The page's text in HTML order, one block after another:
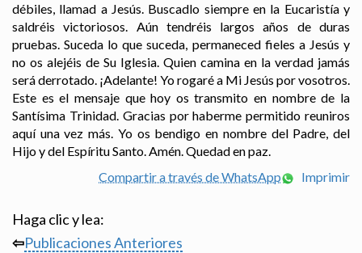
débiles, llamad a Jesús. Buscadlo siempre en la Eucaristía y
saldréis victoriosos. Aún tendréis largos años de duras
pruebas. Suceda lo que suceda, permaneced fieles a Jesús y
no os alejéis de Su Iglesia. Quien camina en la verdad jamás
será derrotado. ¡Adelante! Yo rogaré a Mi Jesús por vosotros.
Este es el mensaje que hoy os transmito en nombre de la
Santísima Trinidad. Gracias por haberme permitido reuniros
aquí una vez más. Yo os bendigo en nombre del Padre, del
Hijo y del Espíritu Santo. Amén. Quedad en paz.
Compartir a través de WhatsApp
Imprimir
Haga clic y lea:
⇦Publicaciones Anteriores